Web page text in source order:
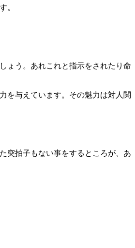
。
ょう。あれこれと指示をされたり命
を与えています。その魅力は対人関
突拍子もない事をするところが、あ